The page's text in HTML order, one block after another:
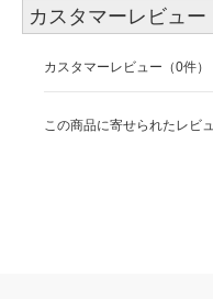
カスタマーレビュー
カスタマーレビュー（0件）
この商品に寄せられたレビ